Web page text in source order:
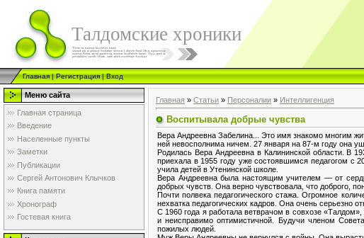
Талдомские хроники
Главная|Регистрация|Вход
Меню сайта
Главная страница
Введение
Населенные пункты
Заметки
Публикации
Сергей Антонович Клычков
Книга памяти
Хронограф
Гостевая книга
Главная » Статьи » Персоналии » Интеллигенция
Воспитывала добрые чувства
Вера Андреевна Забелина... Это имя знакомо многим
ней невосполнима ничем. 27 января на 87-м году она
Родилась Вера Андреевна в Калининской области. В
приехала в 1955 году уже состоявшимся педагогом с
учила детей в Утенинской школе.
Вера Андреевна была настоящим учителем — от
добрых чувств. Она верно чувствовала, что доброго,
Почти полвека педагогического стажа. Огромное
нехватка педагогических кадров. Она очень серьезно
С 1960 года я работала ветврачом в совхозе
и неисправимо оптимистичной. Будучи членом
пожилых людей.